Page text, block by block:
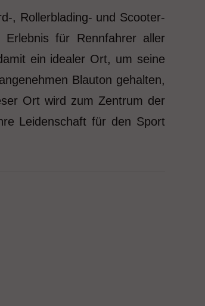
, Rollerblading- und Scooter-
für Rennfahrer aller
ein idealer Ort, um seine
Blauton gehalten,
Ort wird zum Zentrum der
Leidenschaft für den Sport